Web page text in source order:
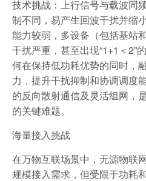
技术挑战：上行信号与载波同
制不同，易产生回波干扰并缩
能力较弱，多设备（包括基站
干扰严重，甚至出现“1+1＜2”
何在保持低功耗优势的同时，
力，提升干扰抑制和协调调度
的反向散射通信及灵活组网，
的关键难题。
海量接入挑战
在万物互联场景中，无源物联
规模接入需求，但受限于功耗